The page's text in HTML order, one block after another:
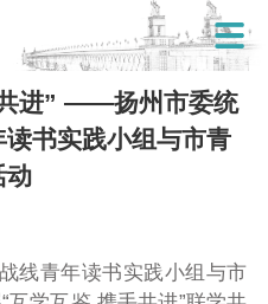
进” ——扬州市委统
书实践小组与市青
动
青年读书实践小组与市